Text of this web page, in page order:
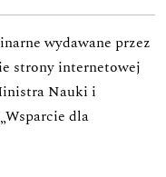
wydawane przez
strony internetowej
Nauki i
dla